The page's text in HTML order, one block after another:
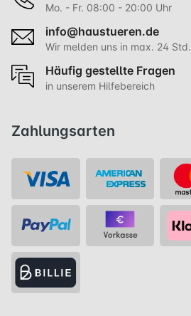
Mo. - Fr. 08:00 - 20:00 Uhr
info@haustueren.de
Wir melden uns in max. 24 Std.
Häufig gestellte Fragen
in unserem Hilfebereich
Zahlungsarten